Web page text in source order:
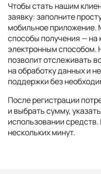
Чтобы стать нашим
заявку: заполните
мобильное приложение.
способы получения — на
электронным способом.
позволит отслеживать
на обработку данных и
поддержки без
После регистрации
и выбрать сумму,
использовании
нескольких минут.